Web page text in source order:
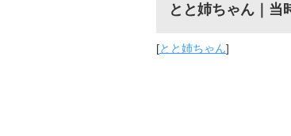
とと姉ちゃん｜当
[とと姉ちゃん]